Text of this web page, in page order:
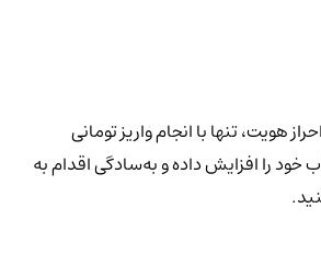
هویت، تنها با انجام واریز تومانی
را افزایش داده و به‌سادگی اقدام به